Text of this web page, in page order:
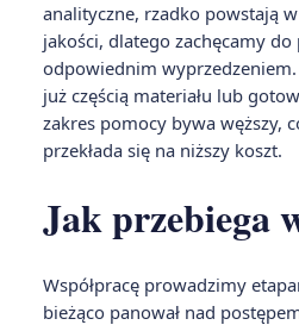
analityczne, rzadko powstają
jakości, dlatego zachęcamy
odpowiednim
już częścią materiału lub
zakres pomocy bywa węższy,
przekłada się na niższy koszt.
Jak przebiega
Współpracę prowadzimy
bieżąco panował nad